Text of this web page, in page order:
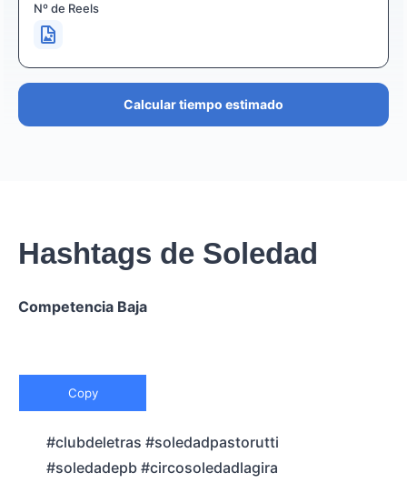
Nº de Reels
Calcular tiempo estimado
Hashtags de Soledad
Competencia Baja
Copy
#clubdeletras #soledadpastorutti
#soledadepb #circosoledadlagira